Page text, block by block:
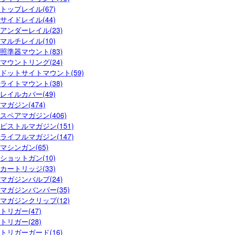
トップレイル(67)
サイドレイル(44)
アンダーレイル(23)
マルチレイル(10)
照準器マウント(83)
マウントリング(24)
ドットサイトマウント(59)
ライトマウント(38)
レイルカバー(49)
マガジン(474)
スペアマガジン(406)
ピストルマガジン(151)
ライフルマガジン(147)
マシンガン(65)
ショットガン(10)
カートリッジ(33)
マガジンバルブ(24)
マガジンバンパー(35)
マガジンクリップ(12)
トリガー(47)
トリガー(28)
トリガーガード(16)